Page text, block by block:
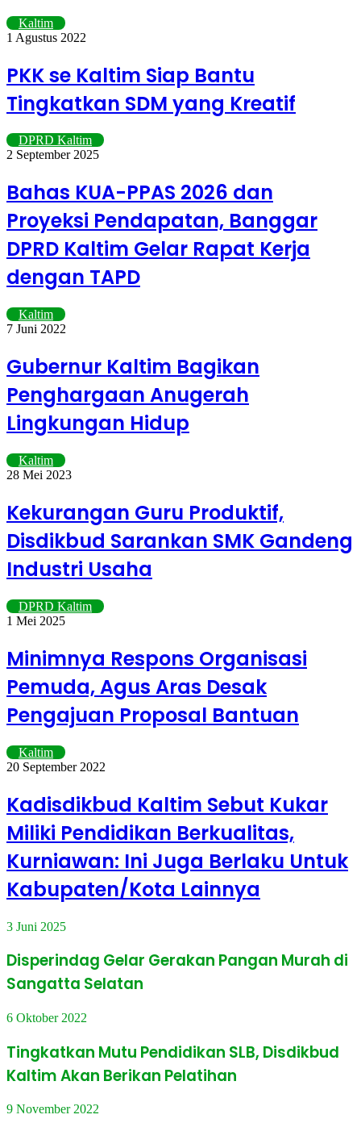
Kaltim
1 Agustus 2022
PKK se Kaltim Siap Bantu
Tingkatkan SDM yang Kreatif
DPRD Kaltim
2 September 2025
Bahas KUA-PPAS 2026 dan
Proyeksi Pendapatan, Banggar
DPRD Kaltim Gelar Rapat Kerja
dengan TAPD
Kaltim
7 Juni 2022
Gubernur Kaltim Bagikan
Penghargaan Anugerah
Lingkungan Hidup
Kaltim
28 Mei 2023
Kekurangan Guru Produktif,
Disdikbud Sarankan SMK Gandeng
Industri Usaha
DPRD Kaltim
1 Mei 2025
Minimnya Respons Organisasi
Pemuda, Agus Aras Desak
Pengajuan Proposal Bantuan
Kaltim
20 September 2022
Kadisdikbud Kaltim Sebut Kukar
Miliki Pendidikan Berkualitas,
Kurniawan: Ini Juga Berlaku Untuk
Kabupaten/Kota Lainnya
3 Juni 2025
Disperindag Gelar Gerakan Pangan Murah di
Sangatta Selatan
6 Oktober 2022
Tingkatkan Mutu Pendidikan SLB, Disdikbud
Kaltim Akan Berikan Pelatihan
9 November 2022